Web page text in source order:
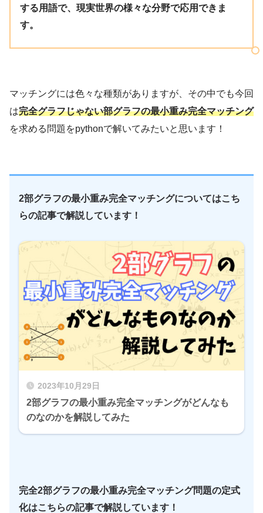
する用語で、現実世界の様々な分野で応用できま
す。
マッチングには色々な種類がありますが、その中でも今回
は完全グラフじゃない部グラフの最小重み完全マッチング
を求める問題をpythonで解いてみたいと思います！
2部グラフの最小重み完全マッチングについてはこち
らの記事で解説しています！
2023年10月29日
2部グラフの最小重み完全マッチングがどんなも
のなのかを解説してみた
完全2部グラフの最小重み完全マッチング問題の定式
化はこちらの記事で解説しています！